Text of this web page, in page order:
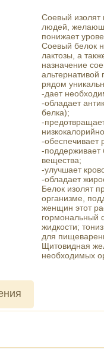
Соевый изолят
людей,
понижает
Соевый белок
лактозы, а
назначение
альтернативой
рядом
-дает
-обладает
белка);
-
-обеспечивает
-поддерживает
вещества;
-улучшает
-обладает
Белок изолят
организме,
женщин этот
гормональный
жидкости;
для
Щитовидная
необходимых